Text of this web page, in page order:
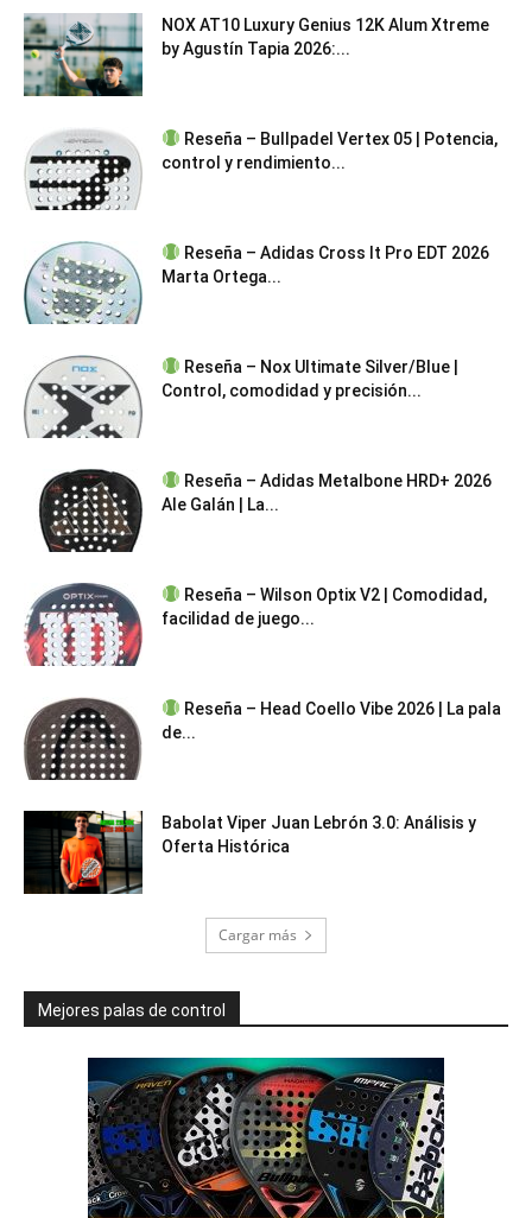
NOX AT10 Luxury Genius 12K Alum Xtreme
by Agustín Tapia 2026:...
Reseña – Bullpadel Vertex 05 | Potencia,
control y rendimiento...
Reseña – Adidas Cross It Pro EDT 2026
Marta Ortega...
Reseña – Nox Ultimate Silver/Blue |
Control, comodidad y precisión...
Reseña – Adidas Metalbone HRD+ 2026
Ale Galán | La...
Reseña – Wilson Optix V2 | Comodidad,
facilidad de juego...
Reseña – Head Coello Vibe 2026 | La pala
de...
Babolat Viper Juan Lebrón 3.0: Análisis y
Oferta Histórica
Cargar más
Mejores palas de control